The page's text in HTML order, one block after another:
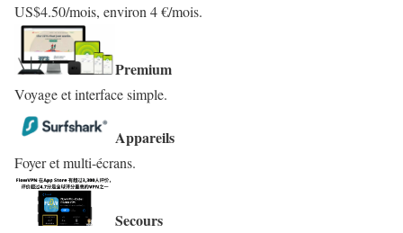
US$4.50/mois, environ 4 €/mois.
Premium
Voyage et interface simple.
Appareils
Foyer et multi-écrans.
Secours